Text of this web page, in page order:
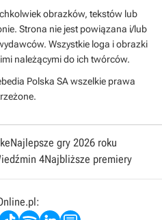
obrazków, tekstów lub
Strona nie jest powiązana i/lub
Wszystkie loga i obrazki
należącymi do ich twórców.
Polska SA wszelkie prawa
Najlepsze gry 2026 roku
4Najbliższe premiery